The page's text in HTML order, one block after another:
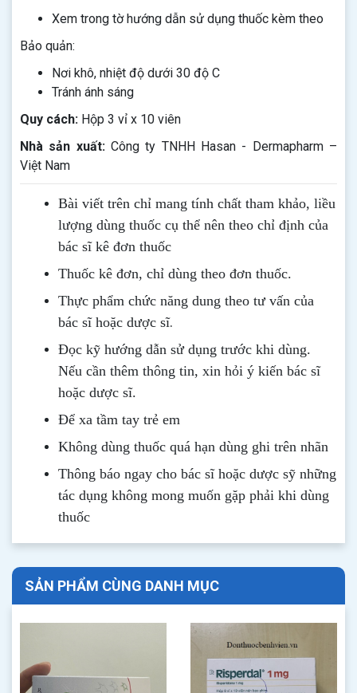
Xem trong tờ hướng dẫn sử dụng thuốc kèm theo
Bảo quản:
Nơi khô, nhiệt độ dưới 30 độ C
Tránh ánh sáng
Quy cách: Hộp 3 vỉ x 10 viên
Nhà sản xuất: Công ty TNHH Hasan - Dermapharm –
Việt Nam
Bài viết trên chỉ mang tính chất tham khảo, liều
lượng dùng thuốc cụ thể nên theo chỉ định của
bác sĩ kê đơn thuốc
Thuốc kê đơn, chỉ dùng theo đơn thuốc.
Thực phẩm chức năng dung theo tư vấn của
bác sĩ hoặc dược sĩ.
Đọc kỹ hướng dẫn sử dụng trước khi dùng.
Nếu cần thêm thông tin, xin hỏi ý kiến bác sĩ
hoặc dược sĩ.
Để xa tầm tay trẻ em
Không dùng thuốc quá hạn dùng ghi trên nhãn
Thông báo ngay cho bác sĩ hoặc dược sỹ những
tác dụng không mong muốn gặp phải khi dùng
thuốc
SẢN PHẨM CÙNG DANH MỤC